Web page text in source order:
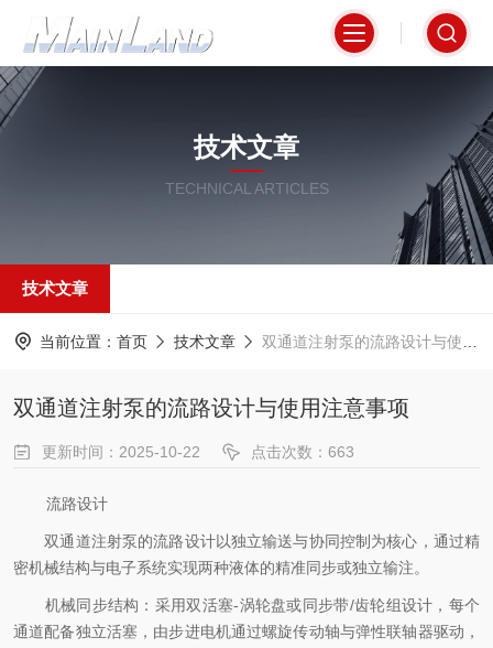
技术文章
TECHNICAL ARTICLES
技术文章
当前位置： 首页 技术文章 双通道注射泵的流路设计与使用注意事项
双通道注射泵的流路设计与使用注意事项
更新时间：2025-10-22 点击次数：663
流路设计
双通道注射泵的流路设计以独立输送与协同控制为核心，通过精
密机械结构与电子系统实现两种液体的精准同步或独立输注。
机械同步结构：采用双活塞-涡轮盘或同步带/齿轮组设计，每个
通道配备独立活塞，由步进电机通过螺旋传动轴与弹性联轴器驱动，